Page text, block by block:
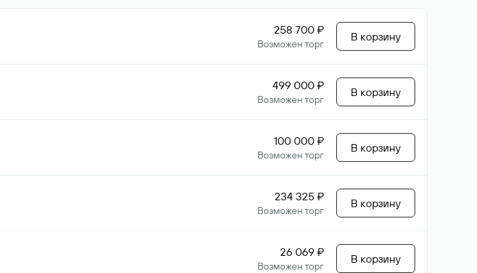
258 700 ₽
Возможен торг
В корзину
499 000 ₽
Возможен торг
В корзину
100 000 ₽
Возможен торг
В корзину
234 325 ₽
Возможен торг
В корзину
26 069 ₽
Возможен торг
В корзину